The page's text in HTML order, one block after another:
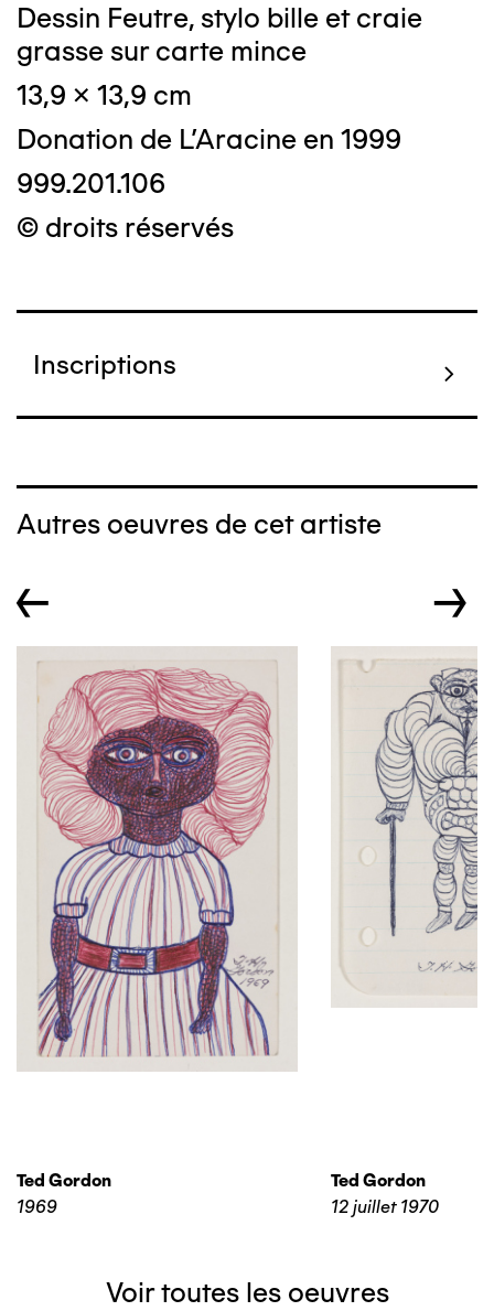
Dessin Feutre, stylo bille et craie
grasse sur carte mince
13,9 x 13,9 cm
Donation de L'Aracine en 1999
999.201.106
© droits réservés
Inscriptions
Autres oeuvres de cet artiste
← →
Ted Gordon
1969
Ted Gordon
12 juillet 1970
Voir toutes les oeuvres